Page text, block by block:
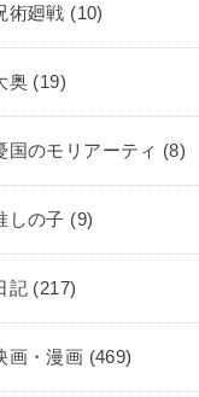
術廻戦 (10)
奥 (19)
国のモリアーティ (8)
しの子 (9)
記 (217)
画・漫画 (469)